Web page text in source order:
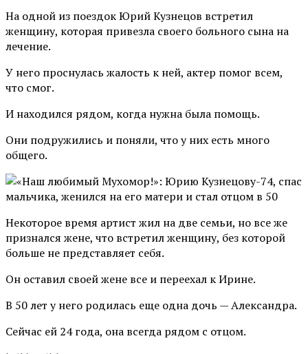
На одной из поездок Юрий Кузнецов встретил
женщину, которая привезла своего больного сына на
лечение.
У него проснулась жалость к ней, актер помог всем,
что смог.
И находился рядом, когда нужна была помощь.
Они подружились и поняли, что у них есть много
общего.
Некоторое время артист жил на две семьи, но все же
признался жене, что встретил женщину, без которой
больше не представляет себя.
Он оставил своей жене все и переехал к Ирине.
В 50 лет у него родилась еще одна дочь — Александра.
Сейчас ей 24 года, она всегда рядом с отцом.